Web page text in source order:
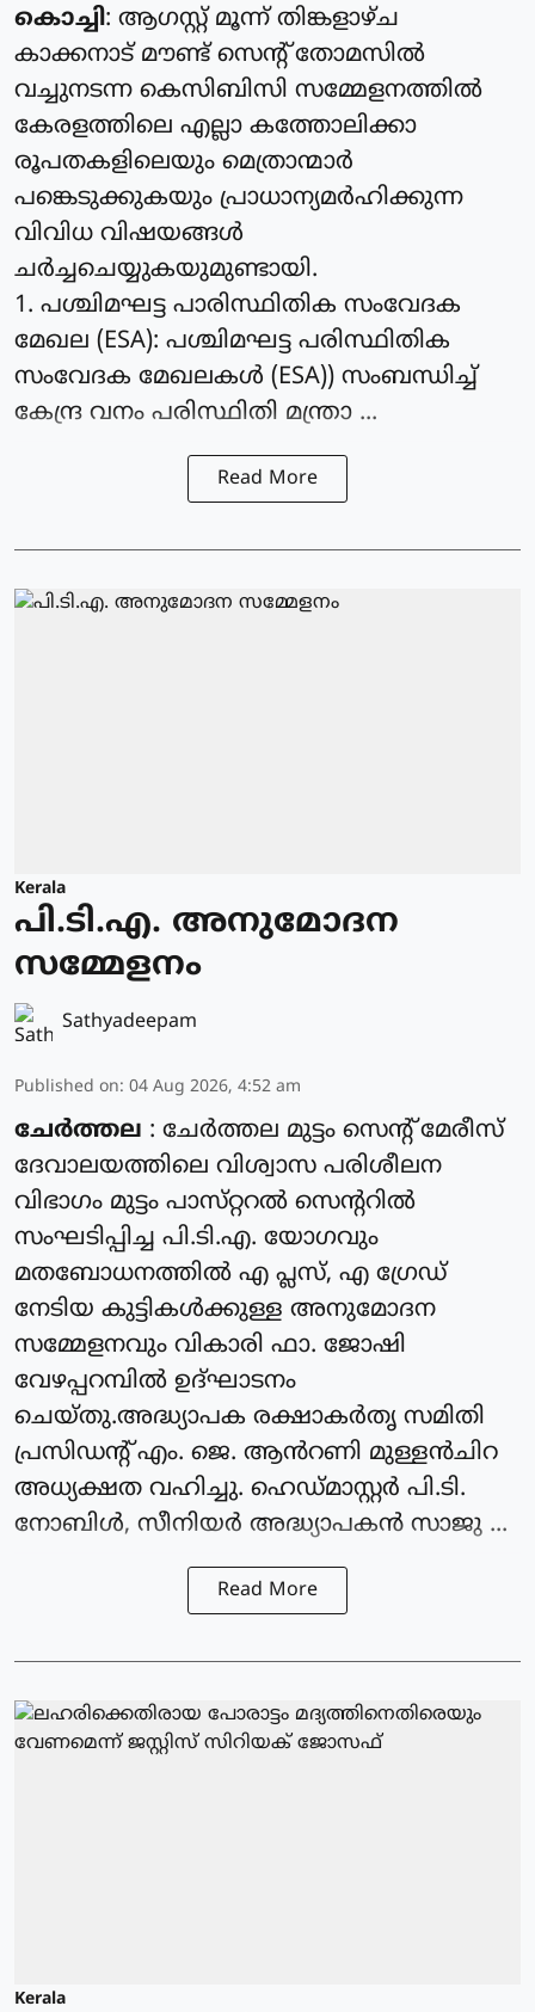
കൊച്ചി: ആഗസ്റ്റ് മൂന്ന് തിങ്കളാഴ്ച
കാക്കനാട് മൗണ്ട് സെന്റ് തോമസില്‍
വച്ചുനടന്ന കെസിബിസി സമ്മേളനത്തില്‍
കേരളത്തിലെ എല്ലാ കത്തോലിക്കാ
രൂപതകളിലെയും മെത്രാന്മാര്‍
പങ്കെടുക്കുകയും പ്രാധാന്യമര്‍ഹിക്കുന്ന
വിവിധ വിഷയങ്ങള്‍
ചര്‍ച്ചചെയ്യുകയുമുണ്ടായി.
1. പശ്ചിമഘട്ട പാരിസ്ഥിതിക സംവേദക
മേഖല (ESA): പശ്ചിമഘട്ട പരിസ്ഥിതിക
സംവേദക മേഖലകള്‍ (ESA)) സംബന്ധിച്ച്
കേന്ദ്ര വനം പരിസ്ഥിതി മന്ത്രാ ...
Read More
Kerala
പി.ടി.എ. അനുമോദന
സമ്മേളനം
Sathyadeepam
Published on: 04 Aug 2026, 4:52 am
ചേർത്തല : ചേർത്തല മുട്ടം സെൻ്റ് മേരീസ്
ദേവാലയത്തിലെ വിശ്വാസ പരിശീലന
വിഭാഗം മുട്ടം പാസ്‌റ്ററൽ സെന്ററിൽ
സംഘടിപ്പിച്ച പി.ടി.എ. യോഗവും
മതബോധനത്തിൽ എ പ്ലസ്, എ ഗ്രേഡ്
നേടിയ കുട്ടികൾക്കുള്ള അനുമോദന
സമ്മേളനവും വികാരി ഫാ. ജോഷി
വേഴപ്പറമ്പിൽ ഉദ്ഘാടനം
ചെയ്തു.അദ്ധ്യാപക രക്ഷാകർതൃ സമിതി
പ്രസിഡന്റ്‌ എം. ജെ. ആൻറണി മുള്ളൻചിറ
അധ്യക്ഷത വഹിച്ചു. ഹെഡ്മാസ്റ്റർ പി.ടി.
നോബിൾ, സീനിയർ അദ്ധ്യാപകൻ സാജു ...
Read More
Kerala